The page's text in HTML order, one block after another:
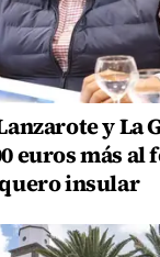
y La
euros más
insular